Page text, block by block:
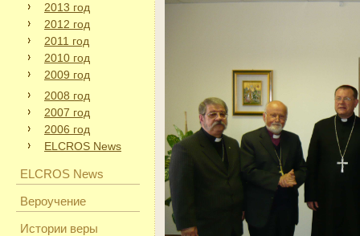
2013 год
2012 год
2011 год
2010 год
2009 год
2008 год
2007 год
2006 год
ELCROS News
ELCROS News
Вероучение
Истории веры